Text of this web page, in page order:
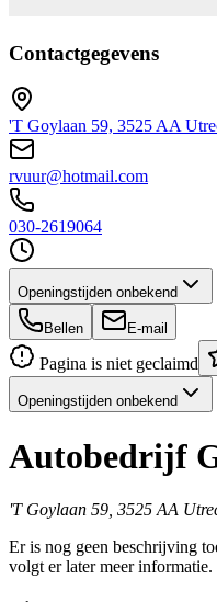
Contactgegevens
'T Goylaan 59, 3525 AA
rvuur@hotmail.com
030-2619064
Openingstijden onbekend
Bellen E-mail
Pagina is niet geclaimd
Openingstijden onbekend
Autobedrijf
'T Goylaan 59, 3525 AA
Er is nog geen beschrijving
volgt er later meer informatie.